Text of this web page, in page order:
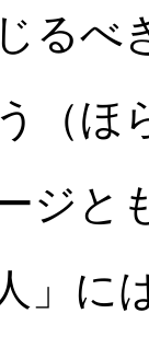
るべ
（ほ
ジ
」